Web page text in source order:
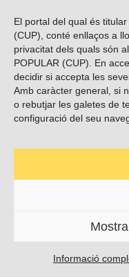
El portal del qual és titular
(CUP), conté enllaços a
privacitat dels quals són
POPULAR (CUP). En
decidir si accepta les
Amb caràcter general, si
o rebutjar les galetes de
configuració del seu
Informació
Carrer